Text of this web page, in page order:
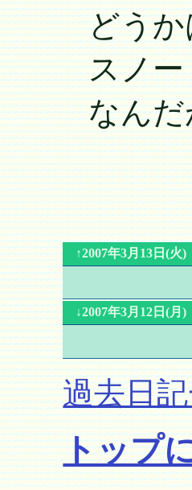
どう
スノ
なん
↑2007年3月13日(火)
↓2007年3月12日(月)
過去日
トップ